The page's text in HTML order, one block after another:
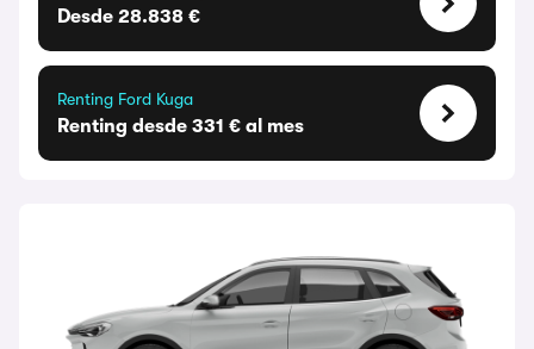
Desde 28.838 €
Renting Ford Kuga
Renting desde 331 € al mes